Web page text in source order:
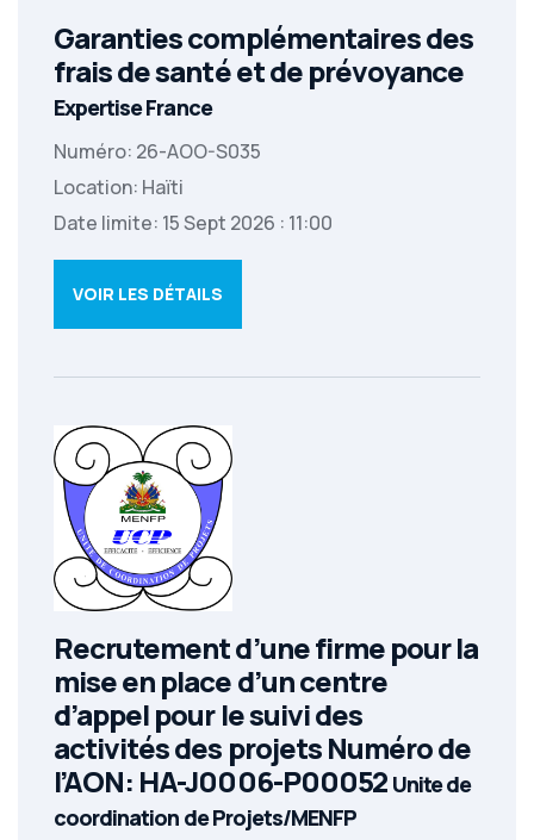
Garanties complémentaires des
frais de santé et de prévoyance
Expertise France
Numéro: 26-AOO-S035
Location: Haïti
Date limite: 15 Sept 2026 : 11:00
VOIR LES DÉTAILS
Recrutement d’une firme pour la
mise en place d’un centre
d’appel pour le suivi des
activités des projets Numéro de
l’AON: HA-J0006-P00052 Unite de
coordination de Projets/MENFP